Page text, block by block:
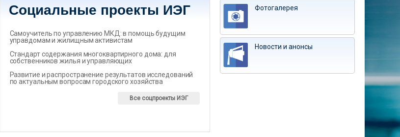
Социальные проекты ИЭГ
Самоучитель по управлению МКД: в помощь будущим
управдомам и жилищным активистам
Стандарт содержания многоквартирного дома: для
собственников жилья и управляющих
Развитие и распространение результатов исследований
по актуальным вопросам городского хозяйства
Все соцпроекты ИЭГ
Фотогалерея
Новости и анонсы